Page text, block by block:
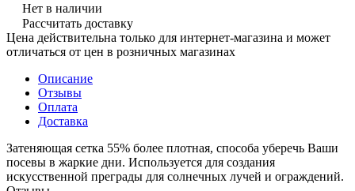
Нет в наличии
Рассчитать доставку
Цена действительна только для интернет-магазина и может
отличаться от цен в розничных магазинах
Описание
Отзывы
Оплата
Доставка
Затеняющая сетка 55% более плотная, способа уберечь Ваши
посевы в жаркие дни. Используется для создания
искусственной преграды для солнечных лучей и ограждений.